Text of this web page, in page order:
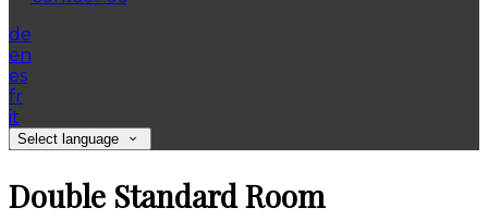
de
en
es
fr
it
Select language
Double Standard Room